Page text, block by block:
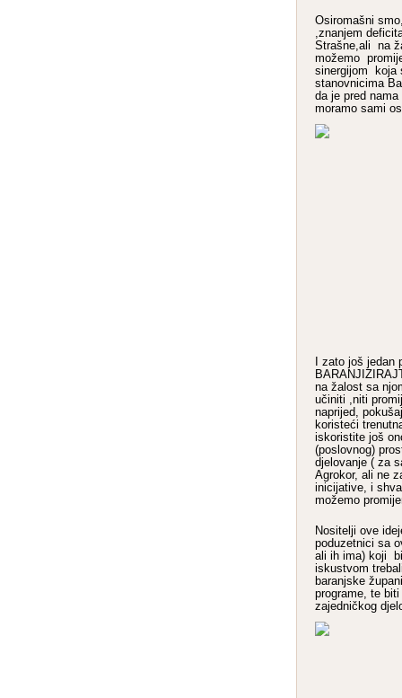
Osiromašni
,znanjem
Strašne,ali na
možemo
sinergijom koja
stanovnicima
da je pred
moramo sami
I zato još jedan
na žalost sa
učiniti ,niti
naprijed,
koristeći
iskoristite još
(poslovnog)
djelovanje ( za
Agrokor, ali ne
inicijative, i
možemo
Nositelji ove
poduzetnici sa
ali ih ima) koji
iskustvom
baranjske
programe, te
zajedničkog